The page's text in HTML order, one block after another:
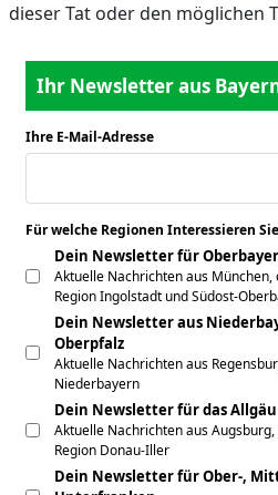
dieser Tat oder den möglichen
Ihr Newsletter aus
Ihre E-Mail-Adresse
Für welche Regionen Interessieren
Dein Newsletter für
Aktuelle Nachrichten aus
Region Ingolstadt und Südost-
Dein Newsletter aus
Oberpfalz
Aktuelle Nachrichten aus
Niederbayern
Dein Newsletter für das
Aktuelle Nachrichten aus
Region Donau-Iller
Dein Newsletter für Ober-,